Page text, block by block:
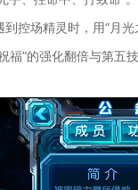
控场精灵时，用“月
福”的强化翻倍与第五